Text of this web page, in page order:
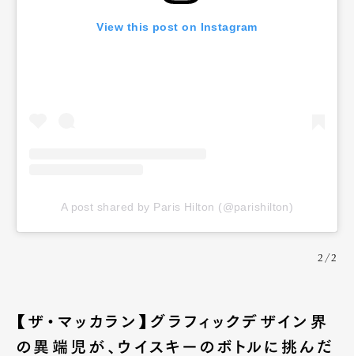
View this post on Instagram
A post shared by Paris Hilton (@parishilton)
2/2
【ザ・マッカラン】グラフィックデザイン界
の異端児が、ウイスキーのボトルに挑んだ